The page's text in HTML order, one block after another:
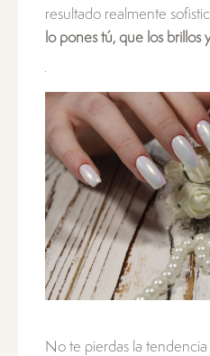
resultado realmente
lo pones tú, que los brillos
No te pierdas la tendencia